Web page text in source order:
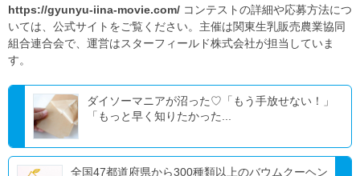
https://gyunyu-iina-movie.com/ コンテストの詳細や応募方法につ
いては、公式サイトをご覧ください。主催は関東生乳販売農業協同
組合連合会で、運営はスターフィールド株式会社が担当していま
す。
ダイソーマニアが沼った♡「もう手放せない！」
「もっと早く知りたかった...
全国47都道府県から300種類以上のバウムクーヘン